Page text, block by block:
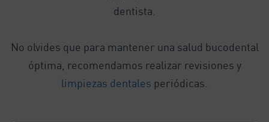
dentista.
No olvides que para mantener una salud bucodental
óptima, recomendamos realizar revisiones y
limpiezas dentales periódicas.